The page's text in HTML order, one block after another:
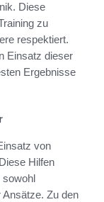
Diese
zu
respektiert.
Einsatz dieser
Ergebnisse
von
Hilfen
sowohl
Ansätze. Zu den